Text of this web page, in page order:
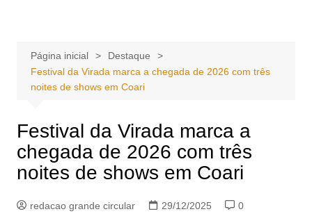
conteúdoPágina inicial
Destaque
Festival da Virada marca a chegada de 2026 com três
noites de shows em Coari
Festival da Virada marca a
chegada de 2026 com três
noites de shows em Coari
redacao grande circular 29/12/2025
0